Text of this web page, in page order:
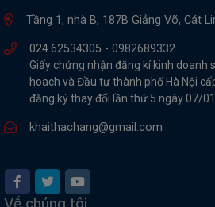
Tầng 1, nhà B, 187B Giảng Võ, Cát
024.62534305 - 0982689332
Giấy chứng nhận đăng kí kinh doanh
hoach và Đầu tư thành phố Hà Nội
đăng ký thay đổi lần thứ 5 ngày 07/
khaithachang@gmail.com
Về chúng tôi